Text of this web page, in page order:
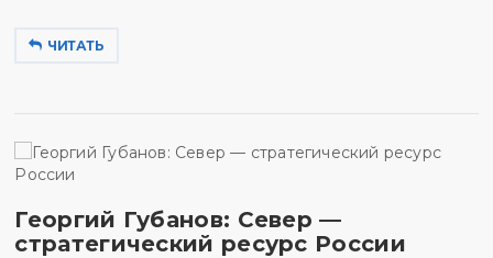
ЧИТАТЬ
Георгий Губанов: Север —
стратегический ресурс России